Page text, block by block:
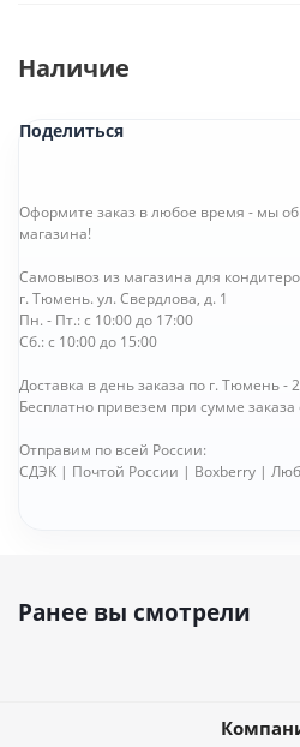
Наличие
Поделиться
Оформите заказ в любое время - мы
магазина!
Самовывоз из магазина для
г. Тюмень. ул. Свердлова, д. 1
Пн. - Пт.: с 10:00 до 17:00
Сб.: с 10:00 до 15:00
Доставка в день заказа по г. Тюмень -
Бесплатно привезем при сумме заказа
Отправим по всей России:
СДЭК | Почтой России | Boxberry |
Ранее вы смотрели